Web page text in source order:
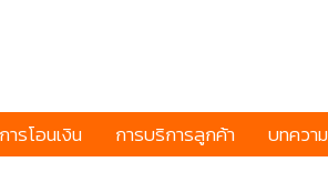
รโอนเงิน การบริการลูกค้า บทความ